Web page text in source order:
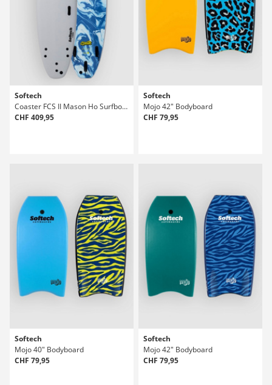
Softech
Coaster FCS II Mason Ho Surfboard
CHF 409,95
Softech
Mojo 42" Bodyboard
CHF 79,95
Softech
Mojo 40" Bodyboard
CHF 79,95
Softech
Mojo 42" Bodyboard
CHF 79,95